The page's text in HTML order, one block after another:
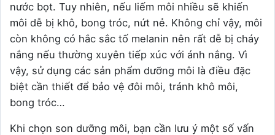
nước bọt. Tuy nhiên, nếu liếm môi nhiều sẽ khiến
môi dễ bị khô, bong tróc, nứt nẻ. Không chỉ vậy, môi
còn không có hắc sắc tố melanin nên rất dễ bị cháy
nắng nếu thường xuyên tiếp xúc với ánh nắng. Vì
vậy, sử dụng các sản phẩm dưỡng môi là điều đặc
biệt cần thiết để bảo vệ đôi môi, tránh khô môi,
bong tróc…
Khi chọn son dưỡng môi, bạn cần lưu ý một số vấn